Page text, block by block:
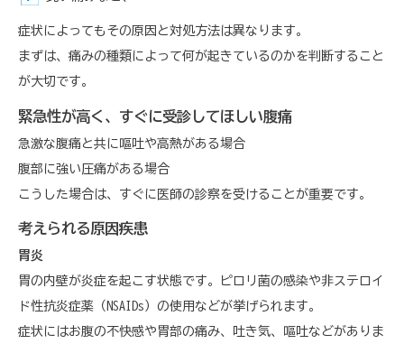
症状によってもその原因と対処方法は異なります。
まずは、痛みの種類によって何が起きているのかを判断すること
が大切です。
緊急性が高く、すぐに受診してほしい腹痛
急激な腹痛と共に嘔吐や高熱がある場合
腹部に強い圧痛がある場合
こうした場合は、すぐに医師の診察を受けることが重要です。
考えられる原因疾患
胃炎
胃の内壁が炎症を起こす状態です。ピロリ菌の感染や非ステロイ
ド性抗炎症薬（NSAIDs）の使用などが挙げられます。
症状にはお腹の不快感や胃部の痛み、吐き気、嘔吐などがありま